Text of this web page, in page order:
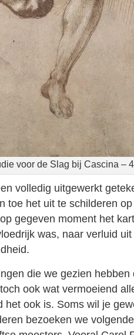
voor de Slag bij Cascina –
volledig uitgewerkt
toe het uit te schilderen
gegeven moment het
was, naar verluid
die we gezien
ook wat vermoeiend
het ook is. Soms wil je
bezoeken we